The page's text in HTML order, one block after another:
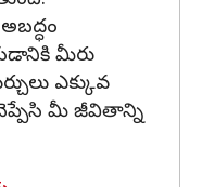
మీరు
ఎక్కువ
మీ జీవితాన్ని